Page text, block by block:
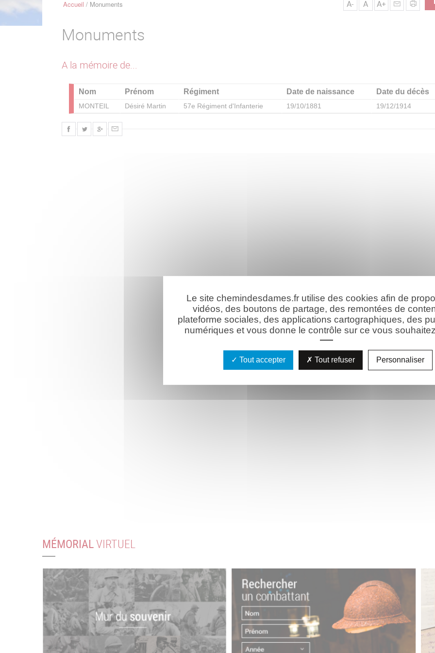
FilAccueil Monuments A- A A+
Monuments
A la mémoire de...
Nom Prénom Régiment Date de naissance Date du décès
MONTEIL Désiré Martin 57e Régiment d'Infanterie 19/10/1881 19/12/1914
MÉMORIALVIRTUEL
Le site chemindesdames.fr utilise des cookies afin de
vidéos, des boutons de partage, des remontées de
plateforme sociales, des applications cartographiques, des
numériques et vous donne le contrôle sur ce vous
Tout accepter Tout refuser Personnaliser